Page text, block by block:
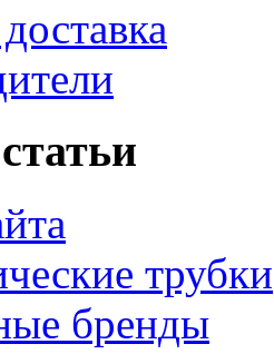
трубки
бренды